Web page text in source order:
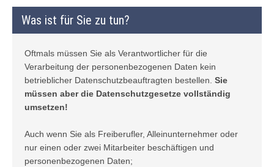
Was ist für Sie zu tun?
Oftmals müssen Sie als Verantwortlicher für die
Verarbeitung der personenbezogenen Daten kein
betrieblicher Datenschutzbeauftragten bestellen. Sie
müssen aber die Datenschutzgesetze vollständig
umsetzen!
Auch wenn Sie als Freiberufler, Alleinunternehmer oder
nur einen oder zwei Mitarbeiter beschäftigen und
personenbezogenen Daten;